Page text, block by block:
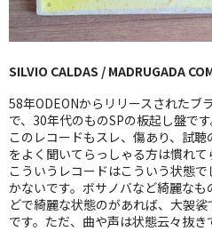
JAZZ-US
BLUE NOTE
JAZZ-EU
JAZZ-JP
JAZZ-VOCAL
J-POP
ROCK
SILVIO CALDAS / MADRUGADA
58年ODEONからリリースされたブ
で、30年代のものSPの板起し盤で
このレコードもスレ、傷あり、試
をよく聞いてらっしゃる方は慣れて
こういうレコードはこういう状態
かないです。ボサノバなど綺麗な
どで綺麗な状態のがあれば、大袈
です。ただ、曲や声は状態云々抜き